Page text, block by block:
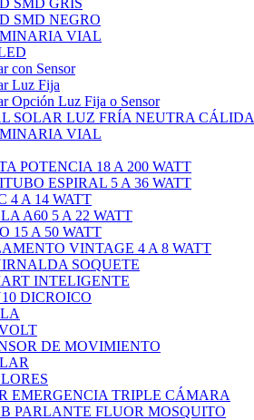
SMD NEGRO
VIAL
con Sensor
Luz Fija
Opción Luz Fija o Sensor
SOLAR LUZ FRÍA NEUTRA CÁLIDA
VIAL
POTENCIA 18 A 200 WATT
ESPIRAL 5 A 36 WATT
4 A 14 WATT
A60 5 A 22 WATT
15 A 50 WATT
VINTAGE 4 A 8 WATT
SOQUETE
INTELIGENTE
DICROICO
DE MOVIMIENTO
EMERGENCIA TRIPLE CÁMARA
PARLANTE FLUOR MOSQUITO